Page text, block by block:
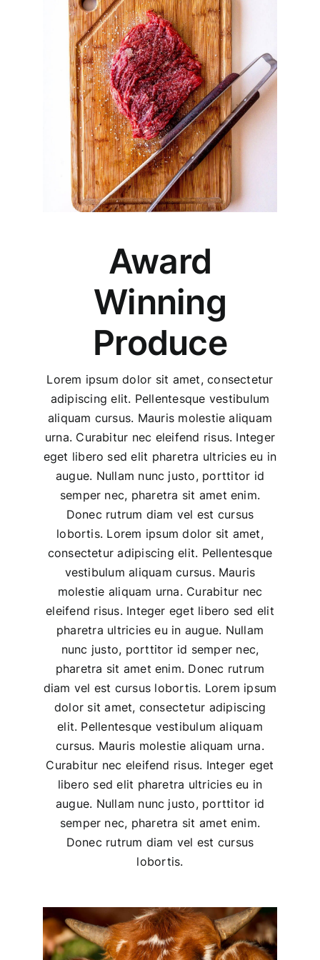
Harremanak
Award
Winning
Produce
Lorem ipsum dolor sit amet, consectetur
adipiscing elit. Pellentesque vestibulum
aliquam cursus. Mauris molestie aliquam
urna. Curabitur nec eleifend risus. Integer
eget libero sed elit pharetra ultricies eu in
augue. Nullam nunc justo, porttitor id
semper nec, pharetra sit amet enim.
Donec rutrum diam vel est cursus
lobortis. Lorem ipsum dolor sit amet,
consectetur adipiscing elit. Pellentesque
vestibulum aliquam cursus. Mauris
molestie aliquam urna. Curabitur nec
eleifend risus. Integer eget libero sed elit
pharetra ultricies eu in augue. Nullam
nunc justo, porttitor id semper nec,
pharetra sit amet enim. Donec rutrum
diam vel est cursus lobortis. Lorem ipsum
dolor sit amet, consectetur adipiscing
elit. Pellentesque vestibulum aliquam
cursus. Mauris molestie aliquam urna.
Curabitur nec eleifend risus. Integer eget
libero sed elit pharetra ultricies eu in
augue. Nullam nunc justo, porttitor id
semper nec, pharetra sit amet enim.
Donec rutrum diam vel est cursus
lobortis.